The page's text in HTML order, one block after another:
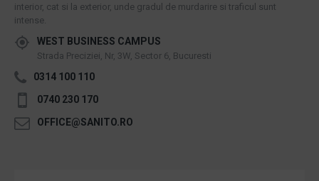
interior, cat si la exterior, unde gradul de murdarire si traficul sunt
intense.
WEST BUSINESS CAMPUS
Strada Preciziei, Nr, 3W, Sector 6, Bucuresti
0314 100 110
0740 230 170
OFFICE@SANITO.RO